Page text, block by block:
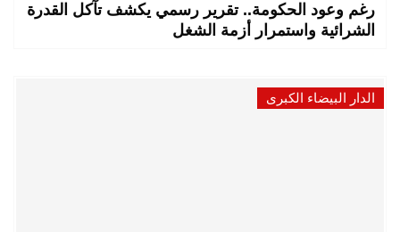
رغم وعود الحكومة.. تقرير رسمي يكشف تآكل القدرة
الشرائية واستمرار أزمة الشغل
الدار البيضاء الكبرى